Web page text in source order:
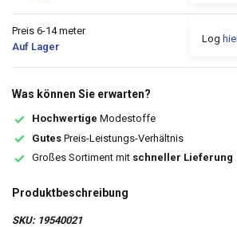
Preis 6-14 meter
Auf Lager
Log
Was können Sie erwarten?
Hochwertige Modestoffe
Gutes Preis-Leistungs-Verhältnis
Großes Sortiment mit schneller Lieferung
Produktbeschreibung
SKU: 19540021